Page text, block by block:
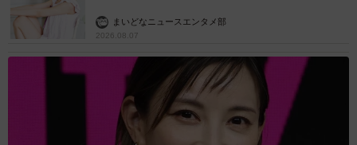
まいどなニュースエンタメ部
2026.08.07